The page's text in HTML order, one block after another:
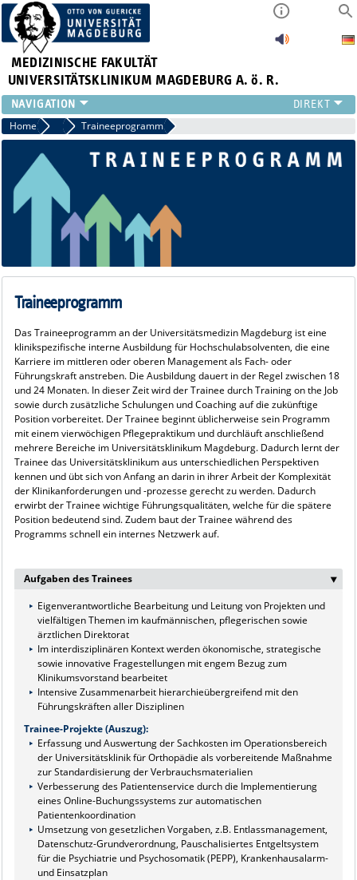
MEDIZINISCHE FAKULTÄT
UNIVERSITÄTSKLINIKUM MAGDEBURG A. ö. R.
INSTITUTE
KLINIKEN
ZENTRALE EINRICHTUNGEN
FORSCHUNG
PRESSE
ÜBER UNS
INTERNATIONAL
Home Führungskräfteentwicklung
Traineeprogramm
Traineeprogramm
Das Traineeprogramm an der Universitätsmedizin Magdeburg ist eine
klinikspezifische interne Ausbildung für Hochschulabsolventen, die eine
Karriere im mittleren oder oberen Management als Fach- oder
Führungskraft anstreben. Die Ausbildung dauert in der Regel zwischen 18
und 24 Monaten. In dieser Zeit wird der Trainee durch Training on the Job
sowie durch zusätzliche Schulungen und Coaching auf die zukünftige
Position vorbereitet. Der Trainee beginnt üblicherweise sein Programm
mit einem vierwöchigen Pflegepraktikum und durchläuft anschließend
mehrere Bereiche im Universitätsklinikum Magdeburg. Dadurch lernt der
Trainee das Universitätsklinikum aus unterschiedlichen Perspektiven
kennen und übt sich von Anfang an darin in ihrer Arbeit der Komplexität
der Klinikanforderungen und -prozesse gerecht zu werden. Dadurch
erwirbt der Trainee wichtige Führungsqualitäten, welche für die spätere
Position bedeutend sind. Zudem baut der Trainee während des
Programms schnell ein internes Netzwerk auf.
Aufgaben des Trainees ‣
Eigenverantwortliche Bearbeitung und Leitung von Projekten und
vielfältigen Themen im kaufmännischen, pflegerischen sowie
ärztlichen Direktorat
Im interdisziplinären Kontext werden ökonomische, strategische
sowie innovative Fragestellungen mit engem Bezug zum
Klinikumsvorstand bearbeitet
Intensive Zusammenarbeit hierarchieübergreifend mit den
Führungskräften aller Disziplinen
Trainee-Projekte (Auszug):
Erfassung und Auswertung der Sachkosten im Operationsbereich
der Universitätsklinik für Orthopädie als vorbereitende Maßnahme
zur Standardisierung der Verbrauchsmaterialien
Verbesserung des Patientenservice durch die Implementierung
eines Online-Buchungssystems zur automatischen
Patientenkoordination
Umsetzung von gesetzlichen Vorgaben, z.B. Entlassmanagement,
Datenschutz-Grundverordnung, Pauschalisiertes Entgeltsystem
für die Psychiatrie und Psychosomatik (PEPP), Krankenhausalarm-
und Einsatzplan